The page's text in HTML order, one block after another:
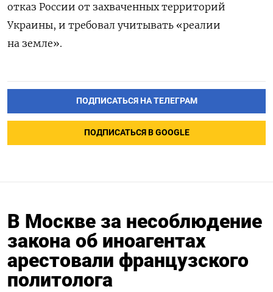
отказ России от захваченных территорий
Украины, и требовал учитывать «реалии
на земле».
ПОДПИСАТЬСЯ НА ТЕЛЕГРАМ
ПОДПИСАТЬСЯ В GOOGLE
В Москве за несоблюдение
закона об иноагентах
арестовали французского
политолога